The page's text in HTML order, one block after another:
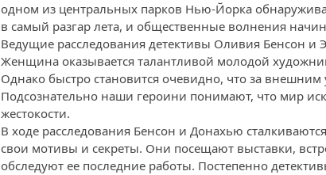
одном из центральных парков Нью-Йорка
в самый разгар лета, и общественные волнения
Ведущие расследования детективы Оливия Бенсон и
Женщина оказывается талантливой молодой
Однако быстро становится очевидно, что за
Подсознательно наши героини понимают, что мир
жестокости.
В ходе расследования Бенсон и Донахью
свои мотивы и секреты. Они посещают выставки,
обследуют ее последние работы. Постепенно